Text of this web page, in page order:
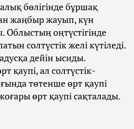
бөлігінде бұршақ
жаңбыр жауып, күн
Облыстың оңтүстігінде
солтүстік желі күтіледі.
дейін ысиды.
қаупі, ал солтүстік-
төтенше өрт қаупі
өрт қаупі сақталады.